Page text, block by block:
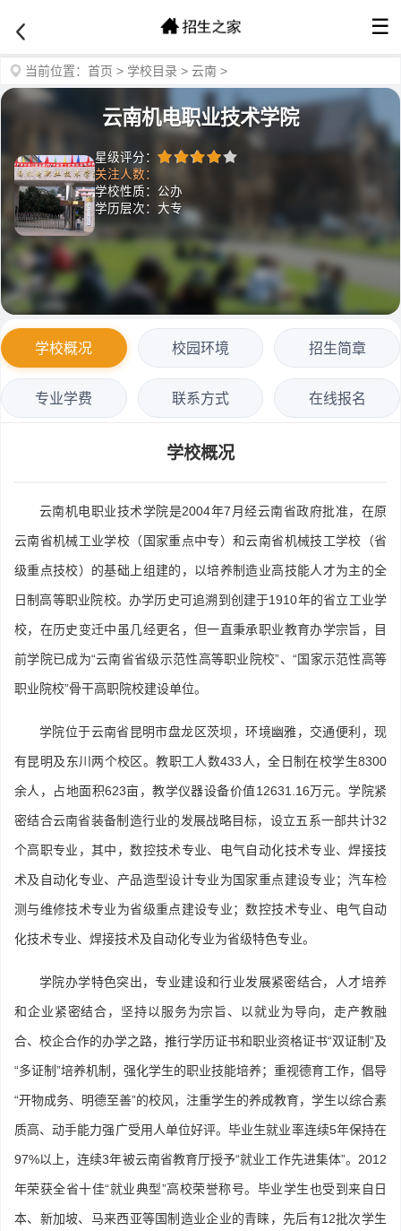
☰
当前位置： 首页 > 学校目录 > 云南 >
云南机电职业技术学院
星级评分：
关注人数：
学校性质：公办
学历层次：大专
学校概况 校园环境 招生简章
专业学费 联系方式 在线报名
学校概况
云南机电职业技术学院是2004年7月经云南省政府批准，在原
云南省机械工业学校（国家重点中专）和云南省机械技工学校（省
级重点技校）的基础上组建的，以培养制造业高技能人才为主的全
日制高等职业院校。办学历史可追溯到创建于1910年的省立工业学
校，在历史变迁中虽几经更名，但一直秉承职业教育办学宗旨，目
前学院已成为“云南省省级示范性高等职业院校”、“国家示范性高等
职业院校”骨干高职院校建设单位。
学院位于云南省昆明市盘龙区茨坝，环境幽雅，交通便利，现
有昆明及东川两个校区。教职工人数433人，全日制在校学生8300
余人，占地面积623亩，教学仪器设备价值12631.16万元。学院紧
密结合云南省装备制造行业的发展战略目标，设立五系一部共计32
个高职专业，其中，数控技术专业、电气自动化技术专业、焊接技
术及自动化专业、产品造型设计专业为国家重点建设专业；汽车检
测与维修技术专业为省级重点建设专业；数控技术专业、电气自动
化技术专业、焊接技术及自动化专业为省级特色专业。
学院办学特色突出，专业建设和行业发展紧密结合，人才培养
和企业紧密结合，坚持以服务为宗旨、以就业为导向，走产教融
合、校企合作的办学之路，推行学历证书和职业资格证书“双证制”及
“多证制”培养机制，强化学生的职业技能培养；重视德育工作，倡导
“开物成务、明德至善”的校风，注重学生的养成教育，学生以综合素
质高、动手能力强广受用人单位好评。毕业生就业率连续5年保持在
97%以上，连续3年被云南省教育厅授予“就业工作先进集体”。2012
年荣获全省十佳“就业典型”高校荣誉称号。毕业学生也受到来自日
本、新加坡、马来西亚等国制造业企业的青睐，先后有12批次学生